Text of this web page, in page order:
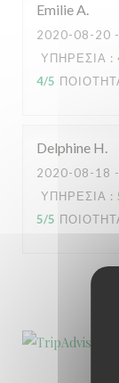
EmilieA
2020-08-20
ΥΠΗΡΕΣΊΑ :
4/5
Delphine H
2020-08-18
ΥΠΗΡΕΣΊΑ :
5/5